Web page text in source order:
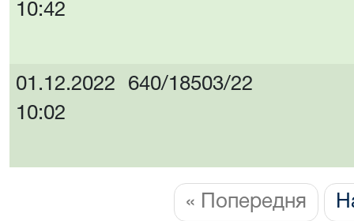
10:42
01.12.2022
10:02
640/18503/22
« Попередня